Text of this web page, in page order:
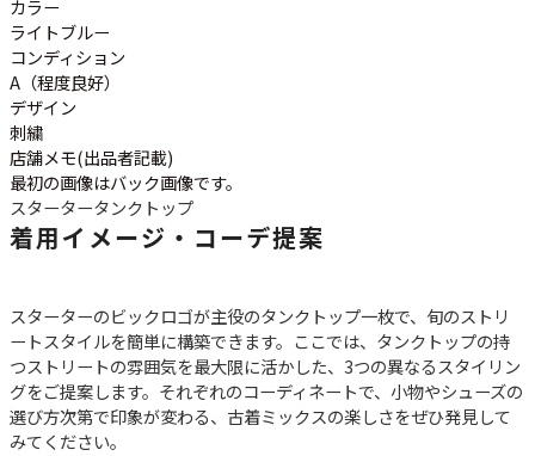
お客様の声
お気に入りリスト
会員登録
メルマガ登録
会社概要
店舗一覧
古着卸売
プライバシーポリシー
お問い合わせ
カラー
ライトブルー
コンディション
A（程度良好）
デザイン
刺繍
店舗メモ(出品者記載)
最初の画像はバック画像です。
スタータータンクトップ
着用イメージ・コーデ提案
スターターのビックロゴが主役のタンクトップ一枚で、旬のストリ
ートスタイルを簡単に構築できます。ここでは、タンクトップの持
つストリートの雰囲気を最大限に活かした、3つの異なるスタイリン
グをご提案します。それぞれのコーディネートで、小物やシューズの
選び方次第で印象が変わる、古着ミックスの楽しさをぜひ発見して
みてください。